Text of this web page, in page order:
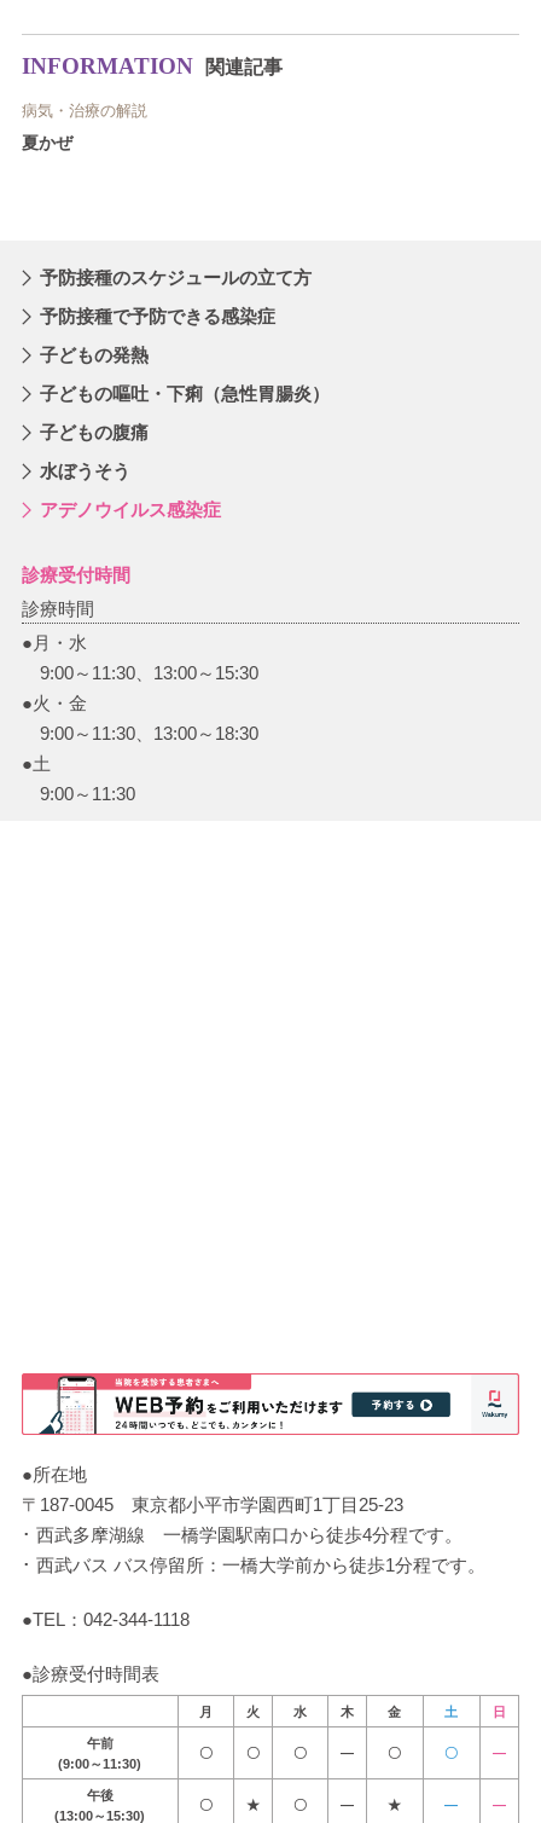
INFORMATION 関連記事
病気・治療の解説
夏かぜ
予防接種のスケジュールの立て方
予防接種で予防できる感染症
子どもの発熱
子どもの嘔吐・下痢（急性胃腸炎）
子どもの腹痛
水ぼうそう
アデノウイルス感染症
診療受付時間
診療時間
●月・水
9:00～11:30、13:00～15:30
●火・金
9:00～11:30、13:00～18:30
●土
9:00～11:30
●所在地
〒187-0045東京都小平市学園西町1丁目25-23
･ 西武多摩湖線 一橋学園駅南口から徒歩4分程です。
･ 西武バス バス停留所：一橋大学前から徒歩1分程です。
●TEL： 042-344-1118
●診療受付時間表
月 火 水 木 金 土 日
午前
(9:00～11:30)
〇 〇 〇 ― 〇 〇 ―
午後
(13:00～15:30)
〇 ★ 〇 ― ★ ― ―